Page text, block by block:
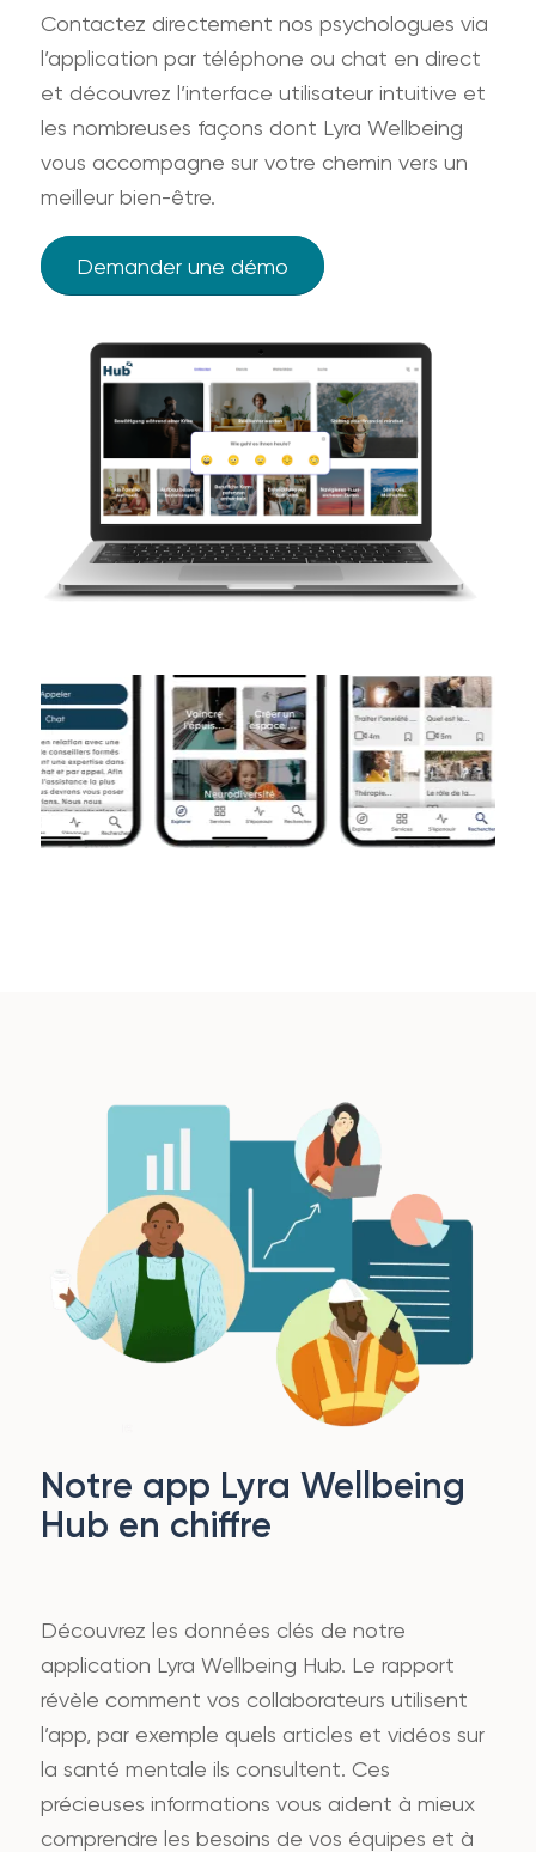
Contactez directement nos psychologues via
l’application par téléphone ou chat en direct
et découvrez l’interface utilisateur intuitive et
les nombreuses façons dont Lyra Wellbeing
vous accompagne sur votre chemin vers un
meilleur bien-être.
Demander une démo
Notre app Lyra Wellbeing
Hub en chiffre
Découvrez les données clés de notre
application Lyra Wellbeing Hub. Le rapport
révèle comment vos collaborateurs utilisent
l’app, par exemple quels articles et vidéos sur
la santé mentale ils consultent. Ces
précieuses informations vous aident à mieux
comprendre les besoins de vos équipes et à